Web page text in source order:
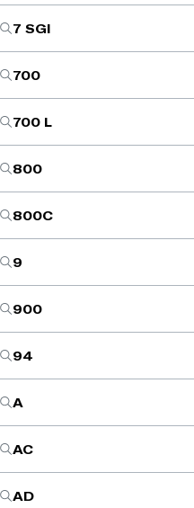
7 SGI
700
700 L
800
800C
9
900
94
A
AC
AD